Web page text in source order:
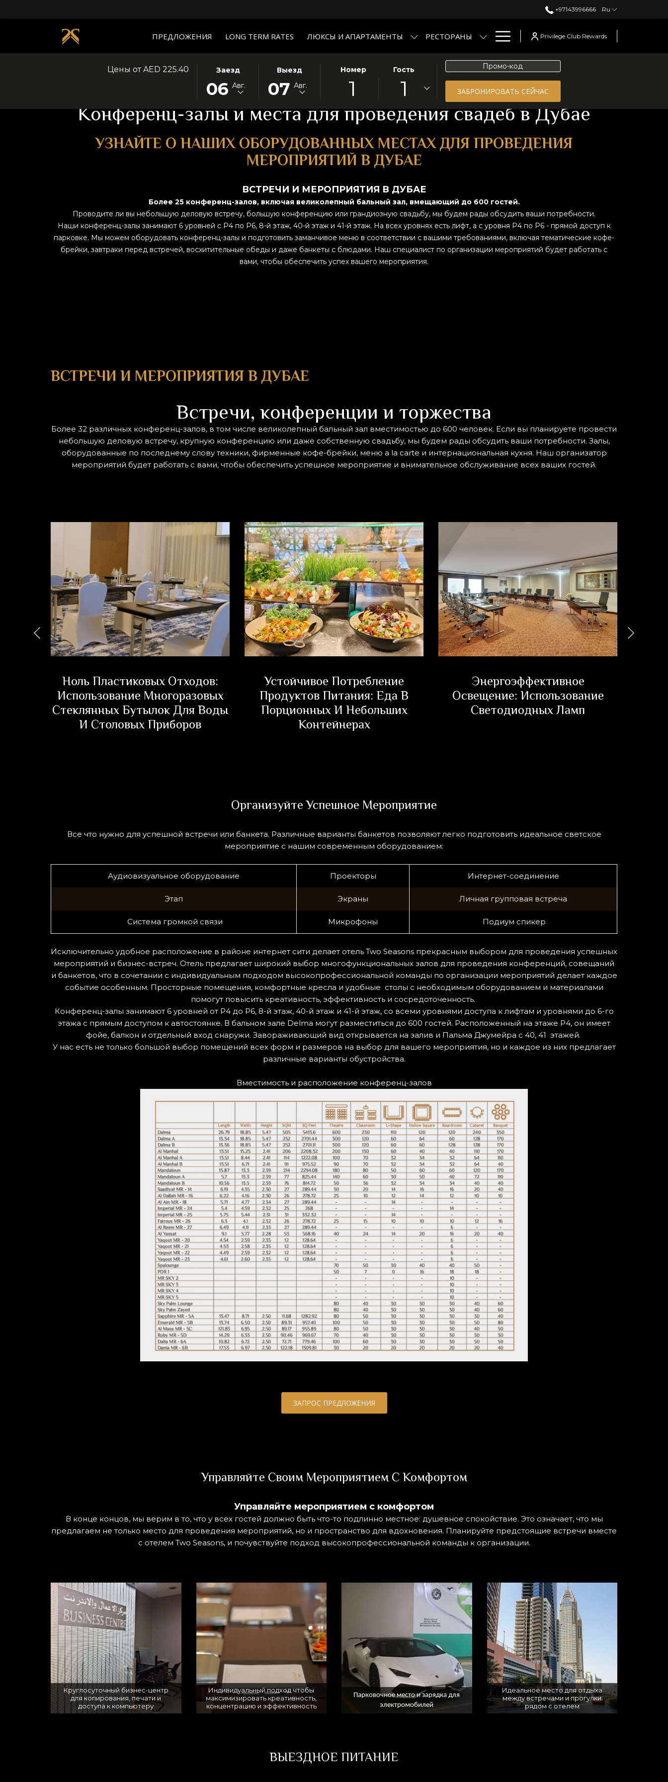
+97143996666 Ru
ПРЕДЛОЖЕНИЯ LONG TERM RATES ЛЮКСЫ И АПАРТАМЕНТЫ РЕСТОРАНЫ Hamburger
Menu Privilege Club Rewards
Цены отAED 225.40 Заезд
ЭТА
КНОПКА
ОТКРЫВАЕТ
ДЛЯ
ДАТЫ
ВЫБРАННАЯ
ЗАЕЗДА
АВГУСТ
06 Авг.
Выезд
ЭТА
КНОПКА
ОТКРЫВАЕТ
ДЛЯ
ДАТЫ
ВЫЕЗДА.
ВЫБРАННАЯ
ВЫЕЗДА
АВГУСТ
07 Авг.
Номер
1
Гость
1 ЗАБРОНИРОВАТЬ СЕЙЧАС
Главная страница Мероприятия
Конференц-залы и места для проведения свадеб в Дубае
УЗНАЙТЕ О НАШИХ ОБОРУДОВАННЫХ МЕСТАХ ДЛЯ ПРОВЕДЕНИЯ
МЕРОПРИЯТИЙ В ДУБАЕ
ВСТРЕЧИ И МЕРОПРИЯТИЯ В ДУБАЕ
Более 25 конференц-залов, включая великолепный бальный зал, вмещающий до 600 гостей.
Проводите ли вы небольшую деловую встречу, большую конференцию или грандиозную свадьбу, мы будем рады обсудить ваши потребности.
Наши конференц-залы занимают 6 уровней с P4 по P6, 8-й этаж, 40-й этаж и 41-й этаж. На всех уровнях есть лифт, а с уровня P4 по P6 - прямой доступ к
парковке. Мы можем оборудовать конференц-залы и подготовить заманчивое меню в соответствии с вашими требованиями, включая тематические кофе-
брейки, завтраки перед встречей, восхитительные обеды и даже банкеты с блюдами. Наш специалист по организации мероприятий будет работать с
вами, чтобы обеспечить успех вашего мероприятия.
ВСТРЕЧИ И МЕРОПРИЯТИЯ В ДУБАЕ
Встречи, конференции и торжества
Более 32 различных конференц-залов, в том числе великолепный бальный зал вместимостью до 600 человек. Если вы планируете провести
небольшую деловую встречу, крупную конференцию или даже собственную свадьбу, мы будем рады обсудить ваши потребности. Залы,
оборудованные по последнему слову техники, фирменные кофе-брейки, меню a la carte и интернациональная кухня. Наш организатор
мероприятий будет работать с вами, чтобы обеспечить успешное мероприятие и внимательное обслуживание всех ваших гостей.
Назад
Ноль Пластиковых Отходов:
Использование Многоразовых
Стеклянных Бутылок Для Воды
И Столовых Приборов
Устойчивое Потребление
Продуктов Питания: Еда В
Порционных И Небольших
Контейнерах
Энергоэффективное
Освещение: Использование
Светодиодных Ламп
Организуйте Успешное Мероприятие
Все что нужно для успешной встречи или банкета. Различные варианты банкетов позволяют легко подготовить идеальное светское
мероприятие с нашим современным оборудованием:
Аудиовизуальное оборудование Проекторы Интернет-соединение
Этап Экраны Личная групповая встреча
Система громкой связи Микрофоны Подиум спикер
Исключительно удобное расположение в районе интернет сити делает отель Two Seasons прекрасным выбором для проведения успешных
мероприятий и бизнес-встреч. Отель предлагает широкий выбор многофункциональных залов для проведения конференций, совещаний
и банкетов, что в сочетании с индивидуальным подходом высокопрофессиональной команды по организации мероприятий делает каждое
событие особенным. Просторные помещения, комфортные кресла и удобные столы с необходимым оборудованием и материалами
помогут повысить креативность, эффективность и сосредоточенность.
Конференц-залы занимают 6 уровней от P4 до P6, 8-й этаж, 40-й этаж и 41-й этаж, со всеми уровнями доступа к лифтам и уровнями до 6-го
этажа с прямым доступом к автостоянке. В бальном зале Delma могут разместиться до 600 гостей. Расположенный на этаже P4, он имеет
фойе, балкон и отдельный вход снаружи. Завораживающий вид открывается на залив и Пальма Джумейра с 40, 41 этажей.
У нас есть не только большой выбор помещений всех форм и размеров на выбор для вашего мероприятия, но и каждое из них предлагает
различные варианты обустройства.
Вместимость и расположение конференц-залов
ЗАПРОС ПРЕДЛОЖЕНИЯ
Управляйте Своим Мероприятием С Комфортом
Управляйте мероприятием с комфортом
В конце концов, мы верим в то, что у всех гостей должно быть что-то подлинно местное: душевное спокойствие. Это означает, что мы
предлагаем не только место для проведения мероприятий, но и пространство для вдохновения. Планируйте предстоящие встречи вместе
с отелем Two Seasons, и почувствуйте подход высокопрофессиональной команды к организации.
Круглосуточный бизнес-центр
для копирования, печати и
доступа к компьютеру
Индивидуальный подход чтобы
максимизировать креативность,
концентрацию и эффективность
Парковочное место и зарядка для
электромобилей
Идеальное место для отдыха
между встречами и прогулки
рядом с отелем
ВЫЕЗДНОЕ ПИТАНИЕ